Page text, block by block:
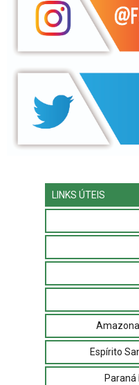
LINKS ÚTEIS
Espírito